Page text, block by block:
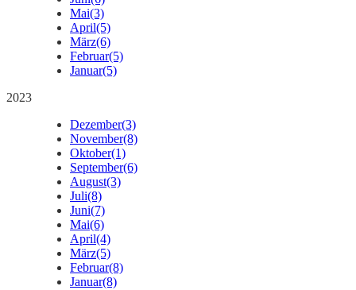
Mai(3)
April(5)
März(6)
Februar(5)
Januar(5)
2023
Dezember(3)
November(8)
Oktober(1)
September(6)
August(3)
Juli(8)
Juni(7)
Mai(6)
April(4)
März(5)
Februar(8)
Januar(8)